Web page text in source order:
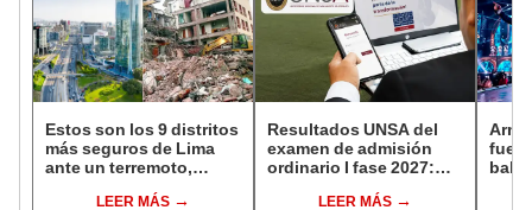
Estos son los 9 distritos
más seguros de Lima
ante un terremoto,
LEER MÁS
Resultados UNSA del
examen de admisión
ordinario I fase 2027:
resultados por carreras
LEER MÁS
fue